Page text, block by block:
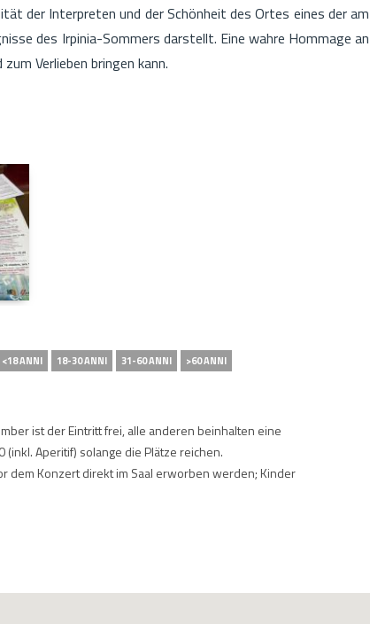
der Interpreten und der Schönheit des Ortes eines der am
des Irpinia-Sommers darstellt. Eine wahre Hommage an
Verlieben bringen kann.
<18 ANNI 18-30 ANNI 31-60 ANNI >60 ANNI
ist der Eintritt frei, alle anderen beinhalten eine
Aperitif) solange die Plätze reichen.
dem Konzert direkt im Saal erworben werden; Kinder